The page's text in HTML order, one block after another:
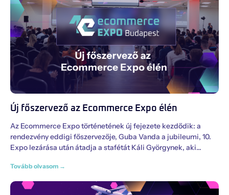
Új főszervező az Ecommerce Expo élén
Az Ecommerce Expo történetének új fejezete kezdődik: a
rendezvény eddigi főszervezője, Guba Vanda a jubileumi, 10.
Expo lezárása után átadja a stafétát Káli Györgynek, aki
Tovább olvasom →